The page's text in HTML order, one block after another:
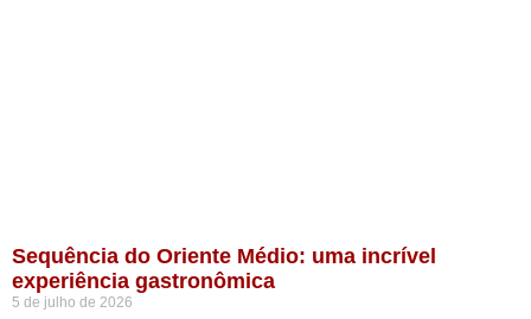
Sequência do Oriente Médio: uma incrível
experiência gastronômica
5 de julho de 2026